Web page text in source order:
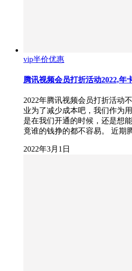
vip半价优惠
腾讯视频会员打折活动2022,年
2022年腾讯视频会员打折活动
业为了减少成本吧，我们作为
是在我们开通的时候，还是想
竟谁的钱挣的都不容易。 近期
2022年3月1日